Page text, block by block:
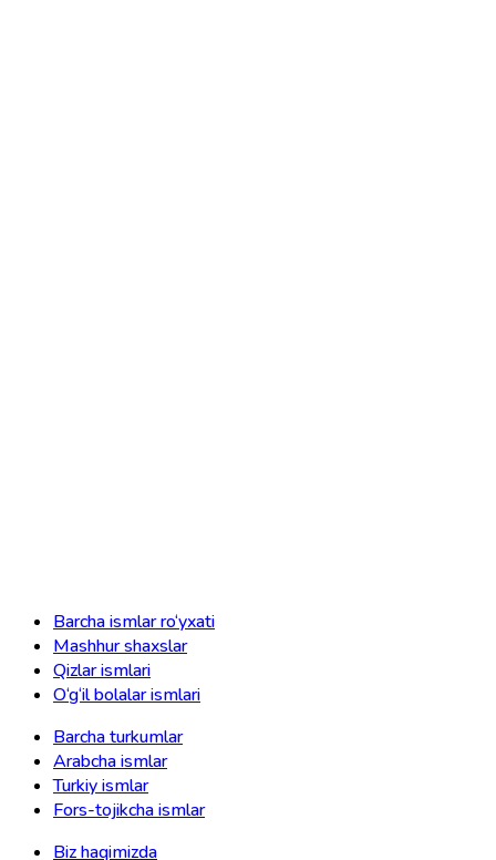
Barcha ismlar ro‘yxati
Mashhur shaxslar
Qizlar ismlari
O‘g‘il bolalar ismlari
Barcha turkumlar
Arabcha ismlar
Turkiy ismlar
Fors-tojikcha ismlar
Biz haqimizda